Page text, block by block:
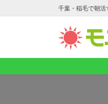
ン
へ
キ
ビ
ョ
に
千葉・稲毛で朝活